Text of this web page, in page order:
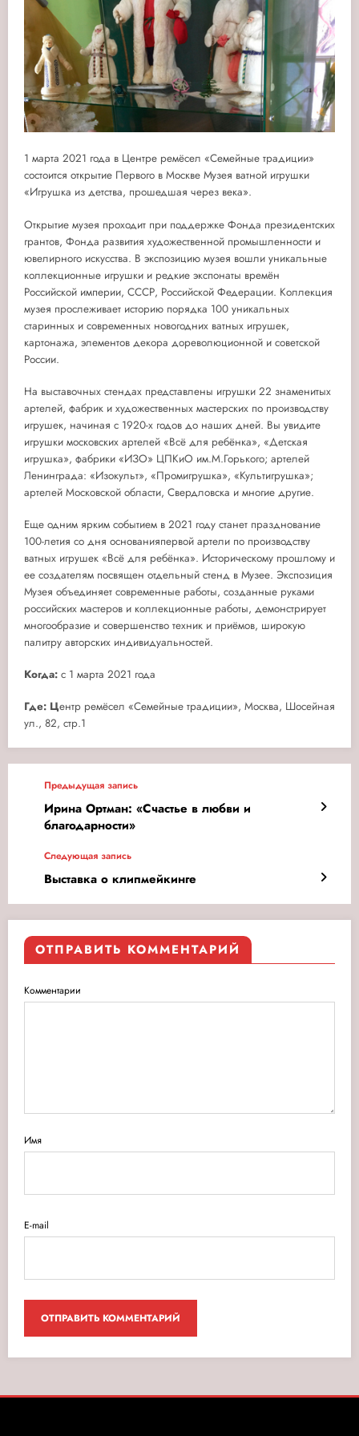
1 марта 2021 года в Центре ремёсел «Семейные традиции»
состоится открытие Первого в Москве Музея ватной игрушки
«Игрушка из детства, прошедшая через века».
Открытие музея проходит при поддержке Фонда президентских
грантов, Фонда развития художественной промышленности и
ювелирного искусства. В экспозицию музея вошли уникальные
коллекционные игрушки и редкие экспонаты времён
Российской империи, СССР, Российской Федерации. Коллекция
музея прослеживает историю порядка 100 уникальных
старинных и современных новогодних ватных игрушек,
картонажа, элементов декора дореволюционной и советской
России.
На выставочных стендах представлены игрушки 22 знаменитых
артелей, фабрик и художественных мастерских по производству
игрушек, начиная с 1920-х годов до наших дней. Вы увидите
игрушки московских артелей «Всё для ребёнка», «Детская
игрушка», фабрики «ИЗО» ЦПКиО им.М.Горького; артелей
Ленинграда: «Изокульт», «Промигрушка», «Культигрушка»;
артелей Московской области, Свердловска и многие другие.
Еще одним ярким событием в 2021 году станет празднование
100-летия со дня основанияпервой артели по производству
ватных игрушек «Всё для ребёнка». Историческому прошлому и
ее создателям посвящен отдельный стенд в Музее. Экспозиция
Музея объединяет современные работы, созданные руками
российских мастеров и коллекционные работы, демонстрирует
многообразие и совершенство техник и приёмов, широкую
палитру авторских индивидуальностей.
Когда: с 1 марта 2021 года
Где: Центр ремёсел «Семейные традиции», Москва, Шосейная
ул., 82, стр.1
Предыдущая запись
Ирина Ортман: «Счастье в любви и
благодарности»
Следующая запись
Выставка о клипмейкинге
ОТПРАВИТЬ КОММЕНТАРИЙ
Комментарии
Имя
E-mail